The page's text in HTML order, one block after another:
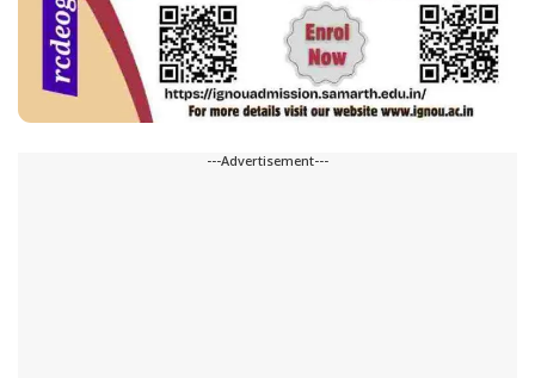
---Advertisement---